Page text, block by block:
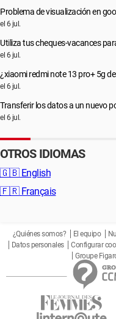
Problema de visualización en
el 6 jul.
Utiliza tus cheques-vacances
el 6 jul.
¿xiaomi redmi note 13 pro+ 5g
el 6 jul.
Transferir los datos a un nuevo
el 6 jul.
OTROS IDIOMAS
🇬🇧 English
🇫🇷 Français
¿Quiénes somos? El equipo
Datos personales
Configurar
Groupe